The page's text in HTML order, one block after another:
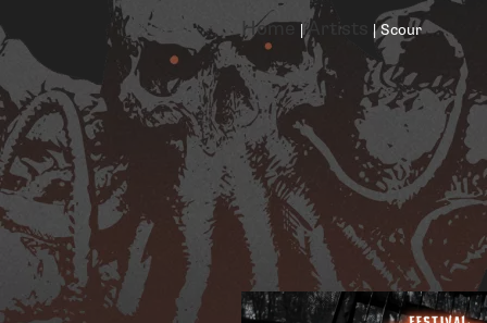
Home |Artists |Scour